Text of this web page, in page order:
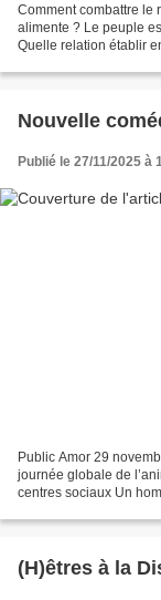
Comment combattre le
alimente ? Le peuple
Quelle relation établir
Nouvelle
Publié le 27/11/2025 à
Public Amor 29
journée globale de
centres sociaux Un
(H)êtres à la